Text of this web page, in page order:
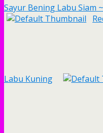
Sayur Bening Labu Siam
Labu Kuning